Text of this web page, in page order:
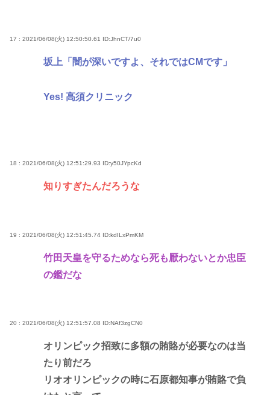
17 : 2021/06/08(火) 12:50:50.61 ID:JhnCT/7u0
坂上「闇が深いですよ、それではCMです」
Yes! 高須クリニック
18 : 2021/06/08(火) 12:51:29.93 ID:y50JYpcKd
知りすぎたんだろうな
19 : 2021/06/08(火) 12:51:45.74 ID:kdILxPmKM
竹田天皇を守るためなら死も厭わないとか忠臣
の鑑だな
20 : 2021/06/08(火) 12:51:57.08 ID:NAf3zgCN0
オリンピック招致に多額の賄賂が必要なのは当
たり前だろ
リオオリンピックの時に石原都知事が賄賂で負